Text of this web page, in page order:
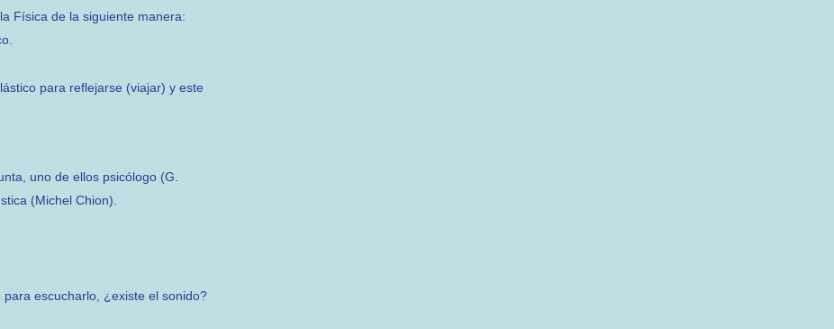
Física de la siguiente manera:
para reflejarse (viajar) y este
uno de ellos psicólogo (G.
(Michel Chion).
escucharlo, ¿existe el sonido?